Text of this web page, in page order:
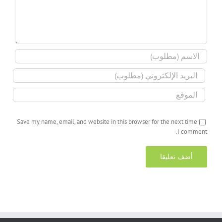
Save my name, email, and website in this browser for the next time
I comment.